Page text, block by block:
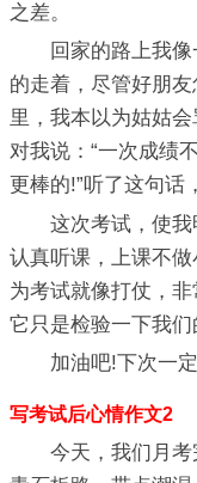
之差。
回家的路上我像
的走着，尽管好朋
里，我本以为姑姑
对我说：“一次成绩
更棒的!”听了这句话
这次考试，使我
认真听课，上课不
为考试就像打仗，
它只是检验一下我们
加油吧!下次一定
写考试后心情作文2
今天，我们月考